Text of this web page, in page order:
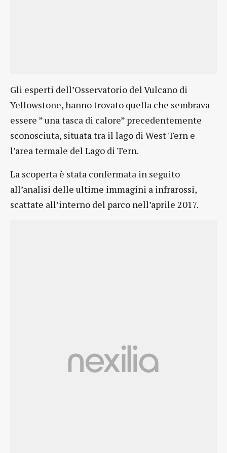
Gli esperti dell’Osservatorio del Vulcano di
Yellowstone, hanno trovato quella che sembrava
essere ” una tasca di calore” precedentemente
sconosciuta, situata tra il lago di West Tern e
l’area termale del Lago di Tern.
La scoperta è stata confermata in seguito
all’analisi delle ultime immagini a infrarossi,
scattate all’interno del parco nell’aprile 2017.